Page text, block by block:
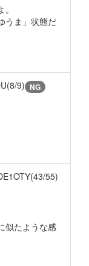
うま」状態だ
9) NG
55)
似たような感